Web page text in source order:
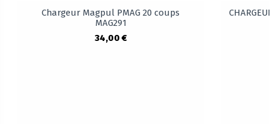
Chargeur Magpul PMAG 20 coups
MAG291
34,00 €